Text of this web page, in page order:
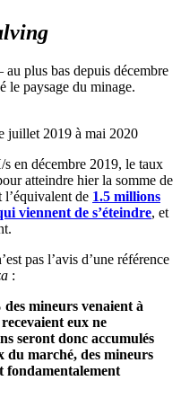
au plus bas depuis décembre
le paysage du minage.
juillet 2019 à mai 2020
en décembre 2019, le taux
atteindre hier la somme de
l’équivalent de 1.5 millions
viennent de s’éteindre, et
pas l’avis d’une référence
:
mineurs venaient à
eux ne
seront donc accumulés
du marché, des mineurs
fondamentalement